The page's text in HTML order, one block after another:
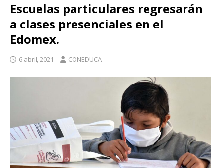
Escuelas particulares regresarán
a clases presenciales en el
Edomex.
6 abril, 2021 CONEDUCA